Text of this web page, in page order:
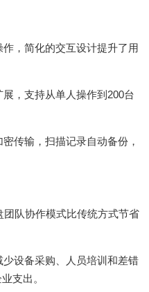
，简化的交互设计提升了用
，支持从单人操作到200台
传输，扫描记录自动备份，
队协作模式比传统方式节省
设备采购、人员培训和差错
支出。